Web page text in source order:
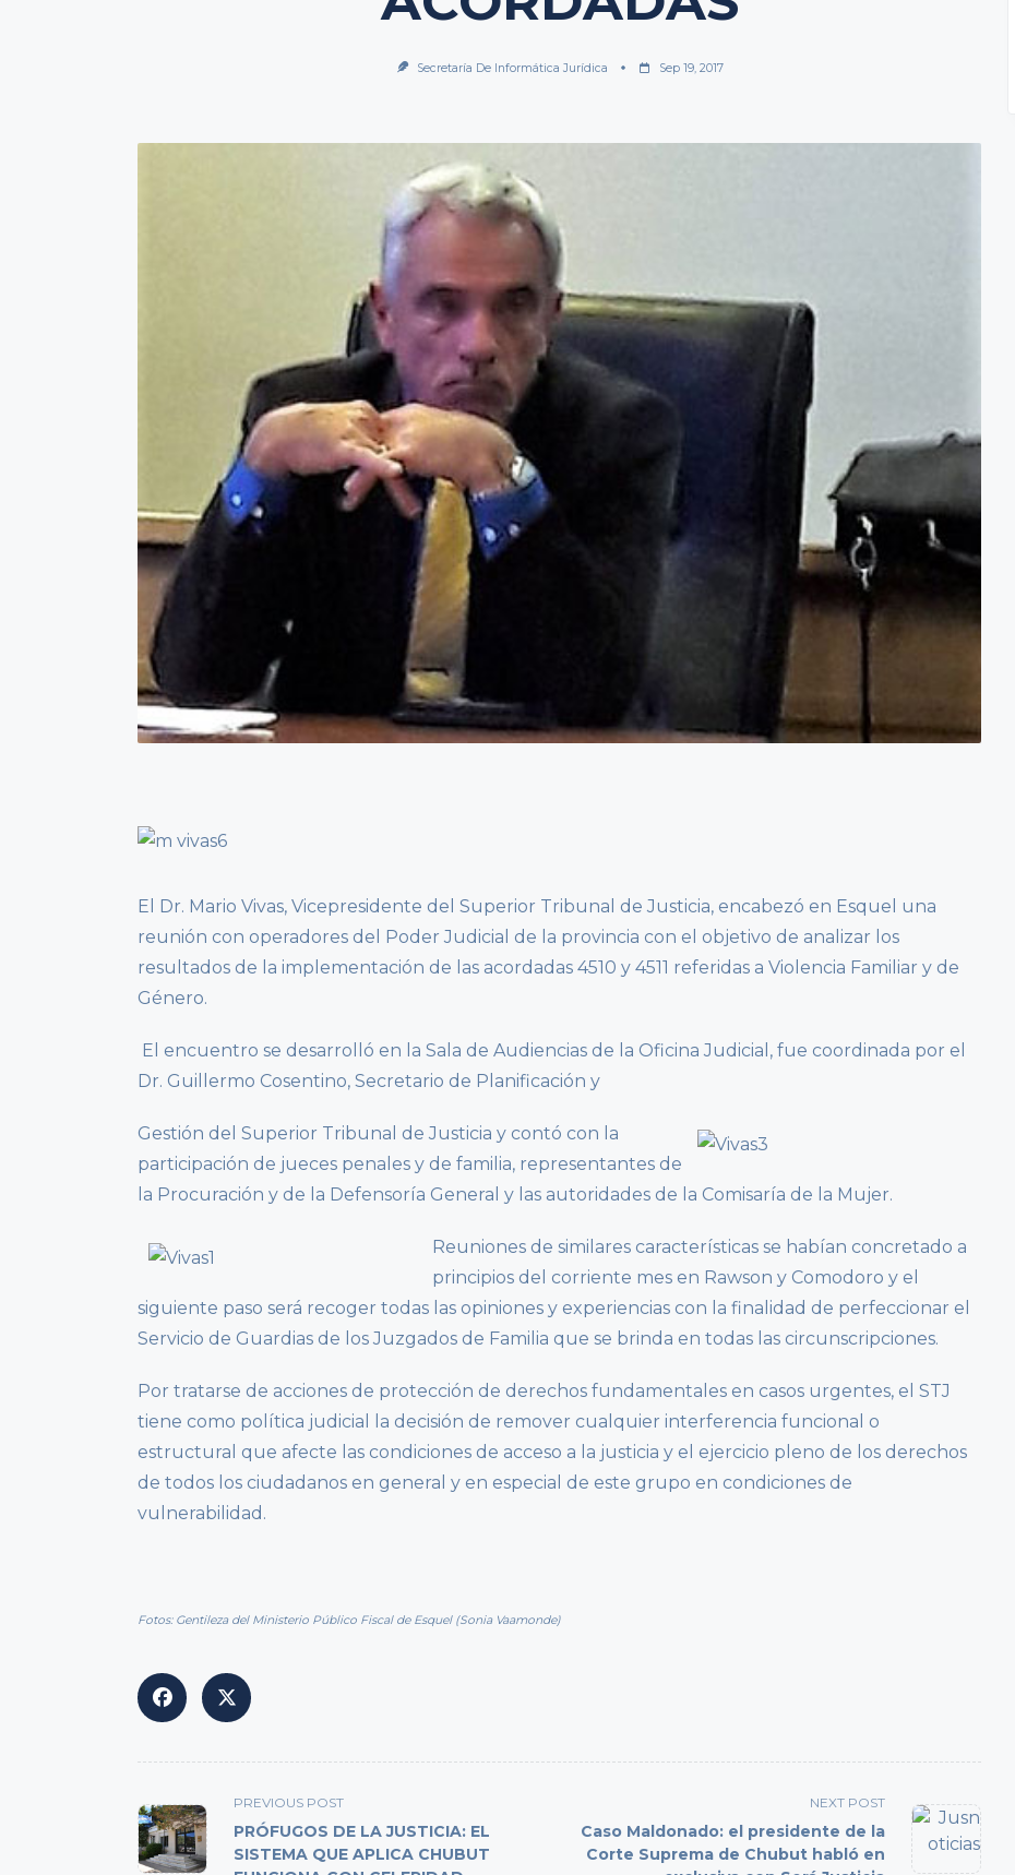
Secretaría De Informática Jurídica Sep 19, 2017
El Dr. Mario Vivas, Vicepresidente del Superior Tribunal de Justicia, encabezó en Esquel una
reunión con operadores del Poder Judicial de la provincia con el objetivo de analizar los
resultados de la implementación de las acordadas 4510 y 4511 referidas a Violencia Familiar y de
Género.
El encuentro se desarrolló en la Sala de Audiencias de la Oficina Judicial, fue coordinada por el
Dr. Guillermo Cosentino, Secretario de Planificación y
Gestión del Superior Tribunal de Justicia y contó con la
participación de jueces penales y de familia, representantes de
la Procuración y de la Defensoría General y las autoridades de la Comisaría de la Mujer.
Reuniones de similares características se habían concretado a
principios del corriente mes en Rawson y Comodoro y el
siguiente paso será recoger todas las opiniones y experiencias con la finalidad de perfeccionar el
Servicio de Guardias de los Juzgados de Familia que se brinda en todas las circunscripciones.
Por tratarse de acciones de protección de derechos fundamentales en casos urgentes, el STJ
tiene como política judicial la decisión de remover cualquier interferencia funcional o
estructural que afecte las condiciones de acceso a la justicia y el ejercicio pleno de los derechos
de todos los ciudadanos en general y en especial de este grupo en condiciones de
vulnerabilidad.
Fotos: Gentileza del Ministerio Público Fiscal de Esquel (Sonia Vaamonde)
<span
class="nav-
subtitle
PREVIOUS POST
PRÓFUGOS DE LA JUSTICIA: EL
SISTEMA QUE APLICA CHUBUT
NEXT POST
Caso Maldonado: el presidente de la
Corte Suprema de Chubut habló en